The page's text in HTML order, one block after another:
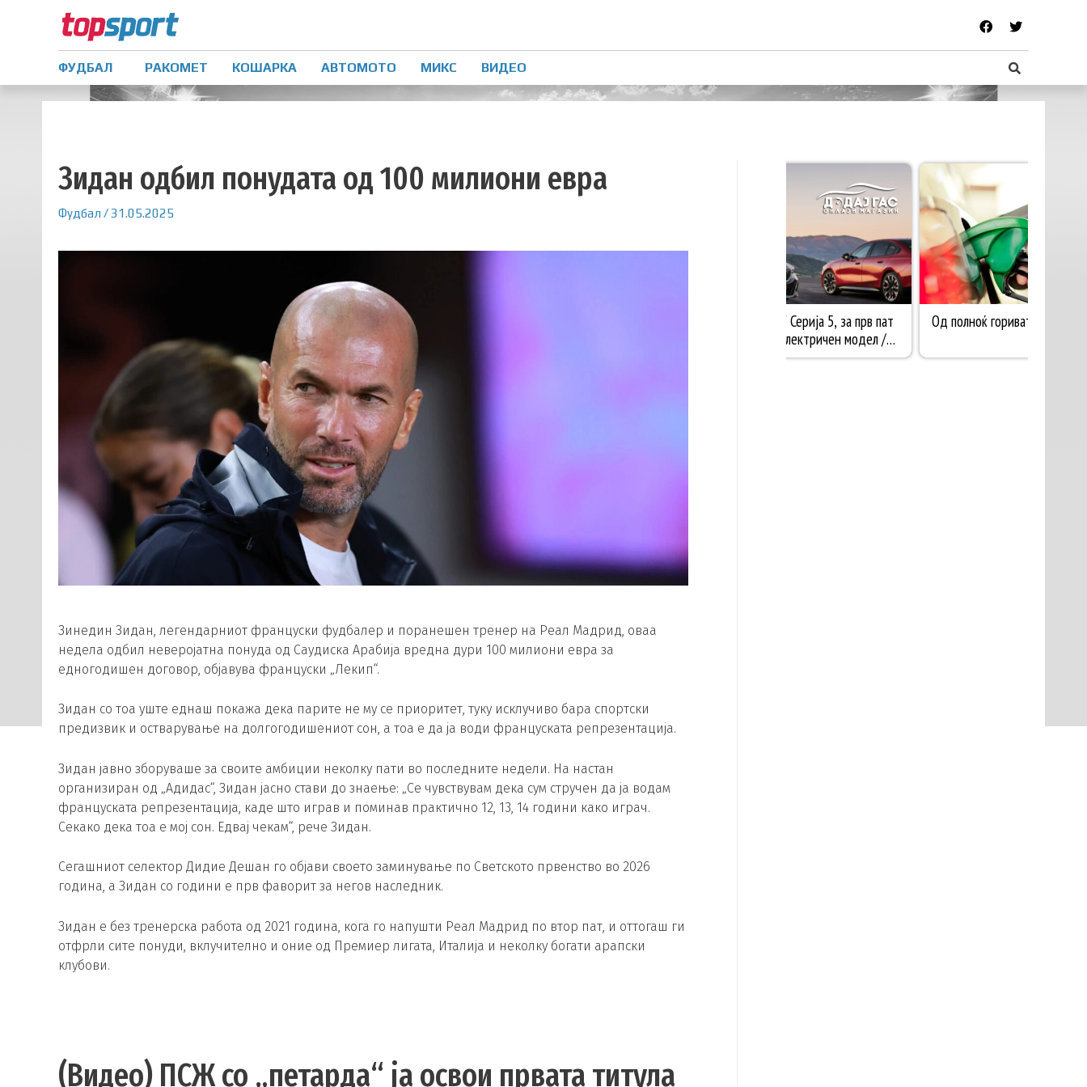
ФУДБАЛ РАКОМЕТ КОШАРКА АВТОМОТО МИКС ВИДЕО
Зидан oдбил понудата од 100 милиони евра
Фудбал / 31.05.2025
Зинедин Зидан, легендарниот француски фудбалер и поранешен тренер на Реал Мадрид, оваа
недела одбил неверојатна понуда од Саудиска Арабија вредна дури 100 милиони евра за
едногодишен договор, објавува француски „Лекип“.
Зидан со тоа уште еднаш покажа дека парите не му се приоритет, туку исклучиво бара спортски
предизвик и остварување на долгогодишениот сон, а тоа е да ја води француската репрезентација.
Зидан јавно зборуваше за своите амбиции неколку пати во последните недели. На настан
организиран од „Адидас“, Зидан јасно стави до знаење: „Се чувствувам дека сум стручен да ја водам
француската репрезентација, каде што играв и поминав практично 12, 13, 14 години како играч.
Секако дека тоа е мој сон. Едвај чекам“, рече Зидан.
Сегашниот селектор Дидие Дешан го објави своето заминување по Светското првенство во 2026
година, а Зидан со години е прв фаворит за негов наследник.
Зидан е без тренерска работа од 2021 година, кога го напушти Реал Мадрид по втор пат, и оттогаш ги
отфрли сите понуди, вклучително и оние од Премиер лигата, Италија и неколку богати арапски
клубови.
(Видео) ПСЖ со „петарда“ ја освои првата титула